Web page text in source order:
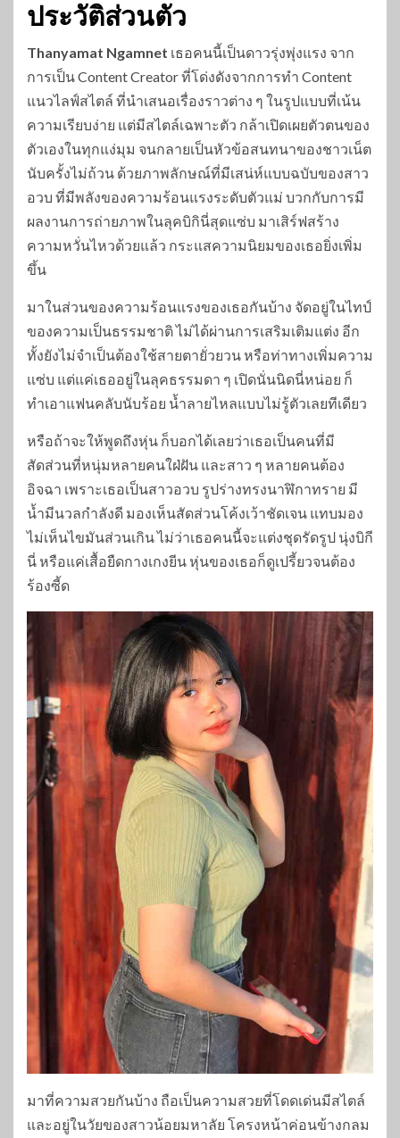
ประวัติส่วนตัว
Thanyamat Ngamnet เธอคนนี้เป็นดาวรุ่งพุ่งแรง จาก
การเป็น Content Creator ที่โด่งดังจากการทำ Content
แนวไลฟ์สไตล์ ที่นำเสนอเรื่องราวต่าง ๆ ในรูปแบบที่เน้น
ความเรียบง่าย แต่มีสไตล์เฉพาะตัว กล้าเปิดเผยตัวตนของ
ตัวเองในทุกแง่มุม จนกลายเป็นหัวข้อสนทนาของชาวเน็ต
นับครั้งไม่ถ้วน ด้วยภาพลักษณ์ที่มีเสน่ห์แบบฉบับของสาว
อวบ ที่มีพลังของความร้อนแรงระดับตัวแม่ บวกกับการมี
ผลงานการถ่ายภาพในลุคบิกินี่สุดแซ่บ มาเสิร์ฟสร้าง
ความหวั่นไหวด้วยแล้ว กระแสความนิยมของเธอยิ่งเพิ่ม
ขึ้น
มาในส่วนของความร้อนแรงของเธอกันบ้าง จัดอยู่ในไทป์
ของความเป็นธรรมชาติ ไม่ได้ผ่านการเสริมเติมแต่ง อีก
ทั้งยังไม่จำเป็นต้องใช้สายตายั่วยวน หรือท่าทางเพิ่มความ
แซ่บ แต่แค่เธออยู่ในลุคธรรมดา ๆ เปิดนั่นนิดนี่หน่อย ก็
ทำเอาแฟนคลับนับร้อย น้ำลายไหลแบบไม่รู้ตัวเลยทีเดียว
หรือถ้าจะให้พูดถึงหุ่น ก็บอกได้เลยว่าเธอเป็นคนที่มี
สัดส่วนที่หนุ่มหลายคนใฝ่ฝัน และสาว ๆ หลายคนต้อง
อิจฉา เพราะเธอเป็นสาวอวบ รูปร่างทรงนาฬิกาทราย มี
น้ำมีนวลกำลังดี มองเห็นสัดส่วนโค้งเว้าชัดเจน แทบมอง
ไม่เห็นไขมันส่วนเกิน ไม่ว่าเธอคนนี้จะแต่งชุดรัดรูป นุ่งบิกี
นี่ หรือแค่เสื้อยืดกางเกงยีน หุ่นของเธอก็ดูเปรี้ยวจนต้อง
ร้องซี้ด
มาที่ความสวยกันบ้าง ถือเป็นความสวยที่โดดเด่นมีสไตล์
และอยู่ในวัยของสาวน้อยมหาลัย โครงหน้าค่อนข้างกลม